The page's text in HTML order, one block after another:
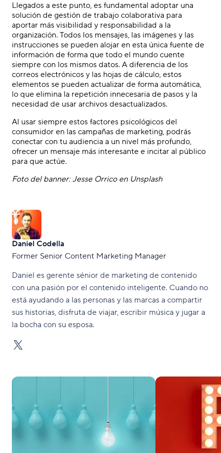
Llegados a este punto, es fundamental adoptar una
solución de gestión de trabajo colaborativa para
aportar más visibilidad y responsabilidad a la
organización. Todos los mensajes, las imágenes y las
instrucciones se pueden alojar en esta única fuente de
información de forma que todo el mundo cuente
siempre con los mismos datos. A diferencia de los
correos electrónicos y las hojas de cálculo, estos
elementos se pueden actualizar de forma automática,
lo que elimina la repetición innecesaria de pasos y la
necesidad de usar archivos desactualizados.
Al usar siempre estos factores psicológicos del
consumidor en las campañas de marketing, podrás
conectar con tu audiencia a un nivel más profundo,
ofrecer un mensaje más interesante e incitar al público
para que actúe.
Foto del banner: Jesse Orrico en Unsplash
Daniel Codella
Former Senior Content Marketing Manager
Daniel es gerente sénior de marketing de contenido
con una pasión por el contenido inteligente. Cuando no
está ayudando a las personas y las marcas a compartir
sus historias, disfruta de viajar, escribir música y jugar a
la bocha con su esposa.